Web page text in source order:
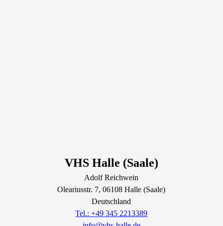
VHS Halle (Saale)
Adolf Reichwein
Oleariusstr. 7, 06108Halle (Saale)
Deutschland
Tel.: +49 345 2213389